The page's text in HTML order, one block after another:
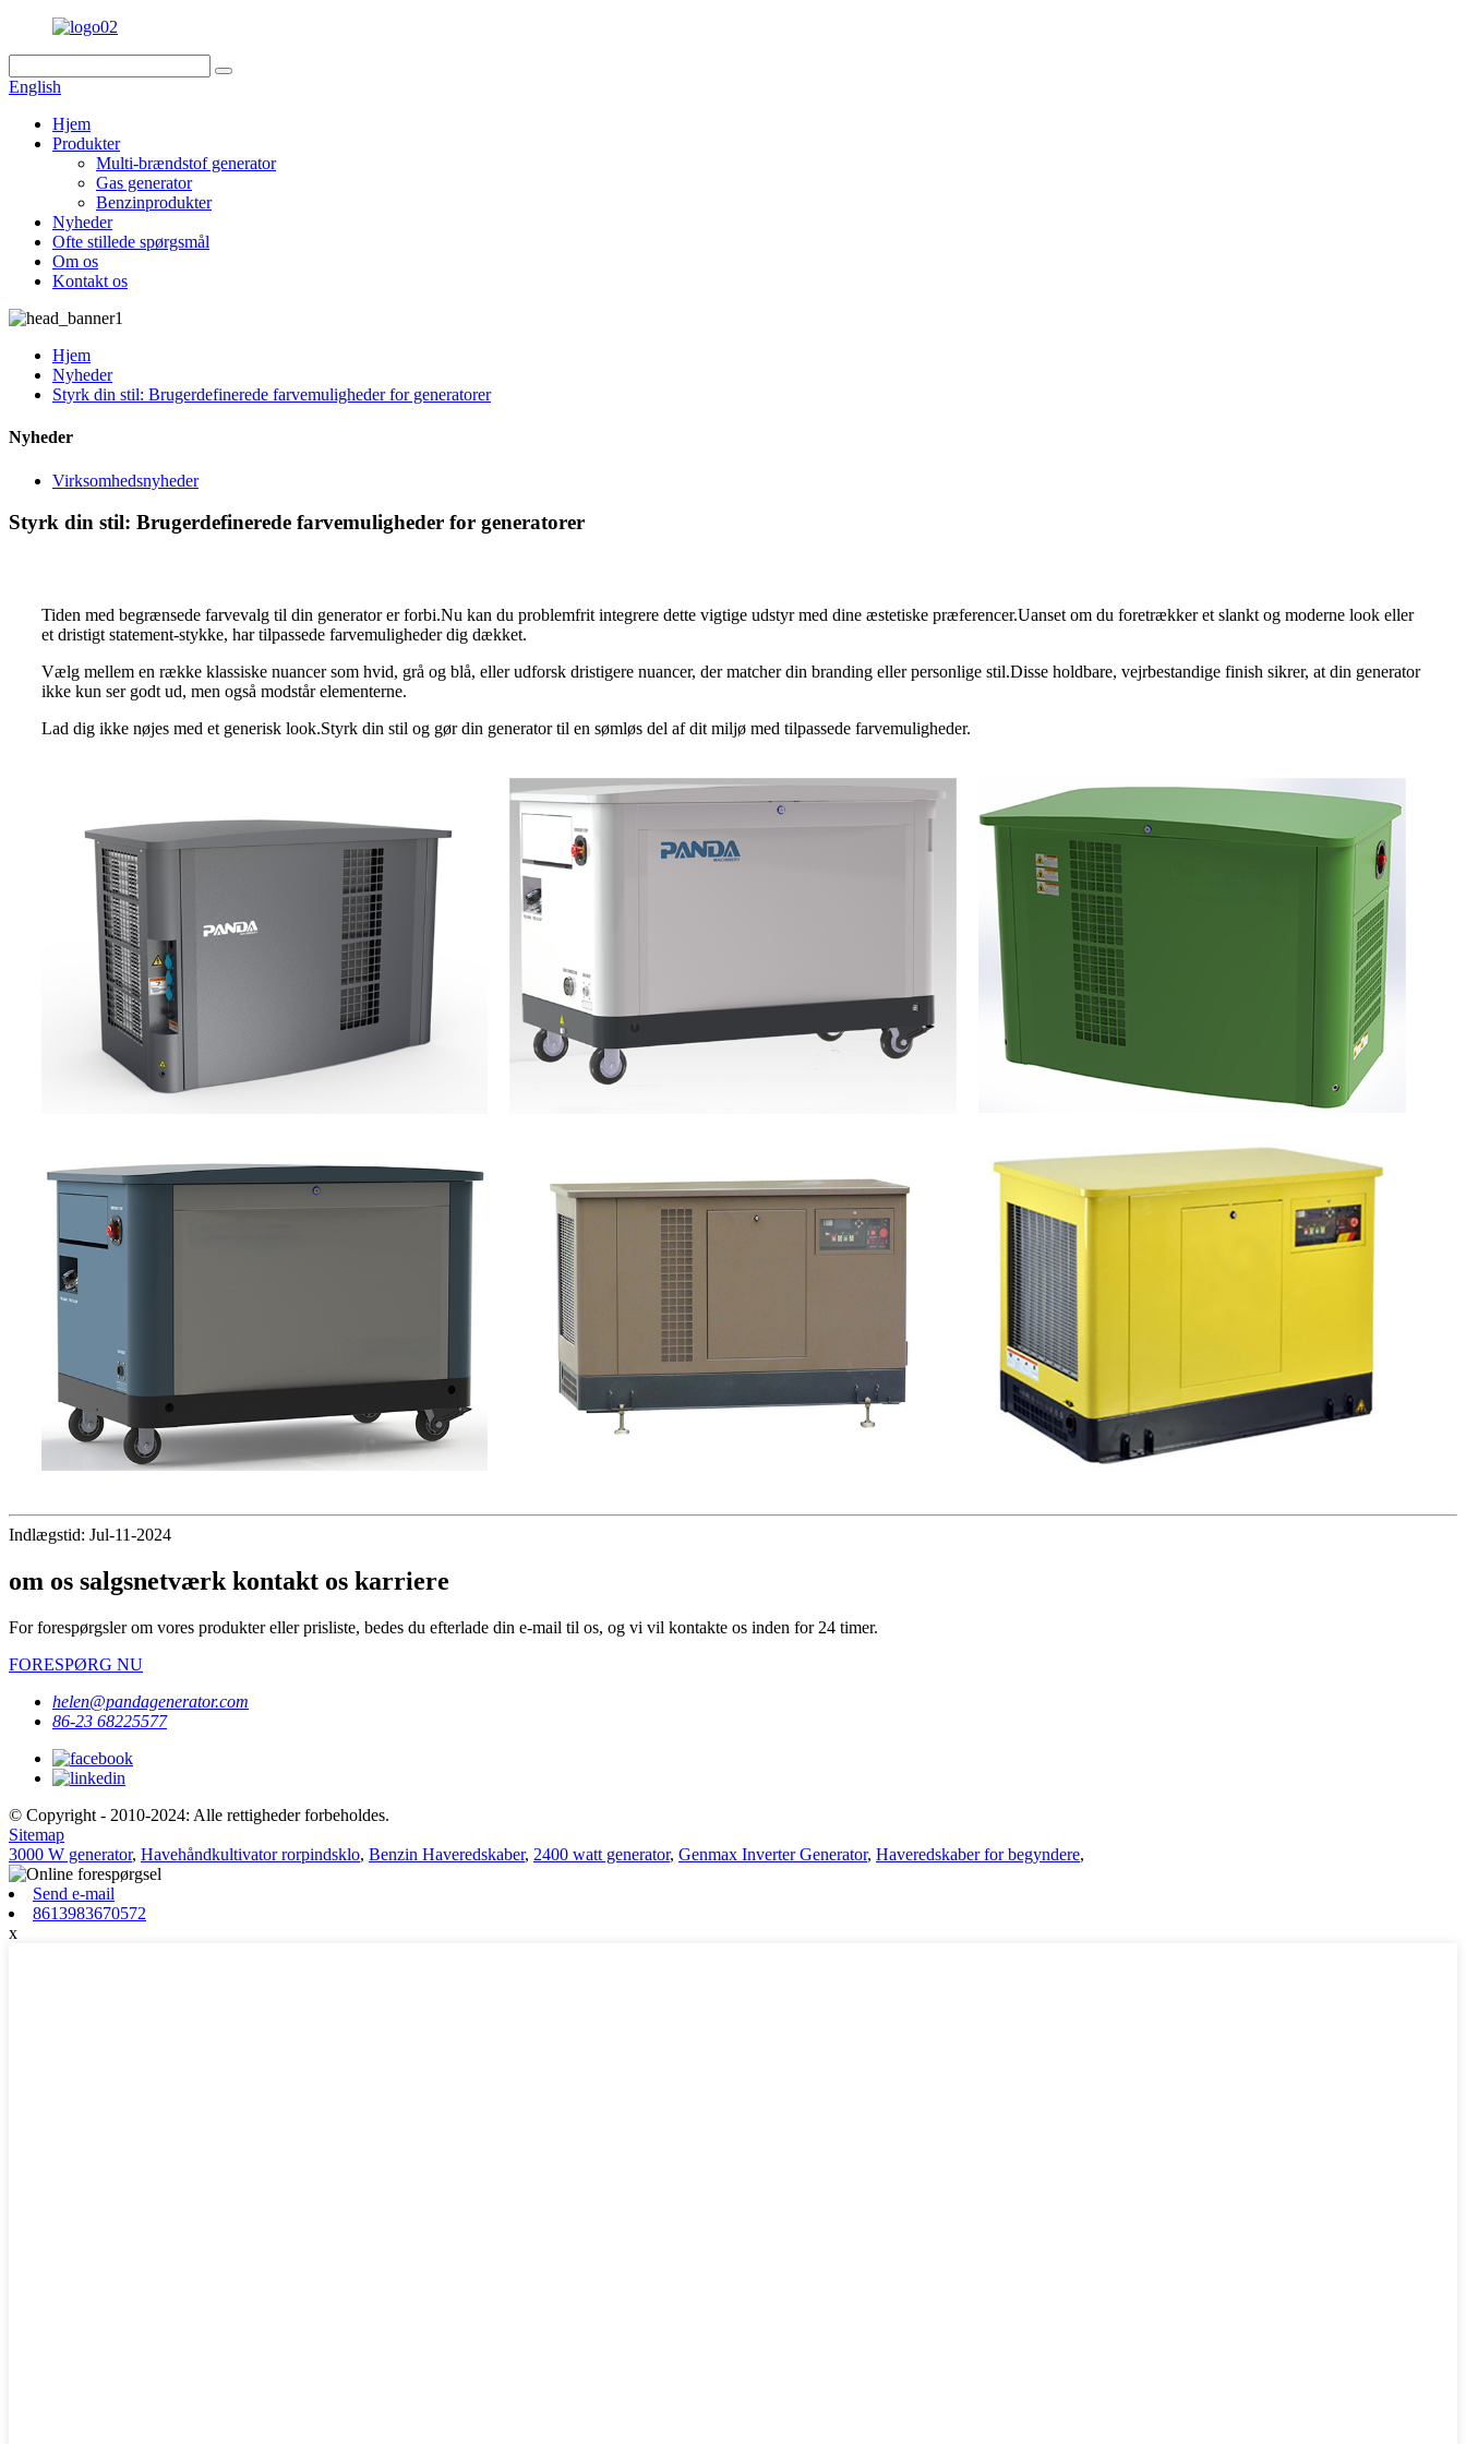
English
Hjem
Produkter
Multi-brændstof generator
Gas generator
Benzinprodukter
Nyheder
Ofte stillede spørgsmål
Om os
Kontakt os
Hjem
Nyheder
Styrk din stil: Brugerdefinerede farvemuligheder for generatorer
Nyheder
Virksomhedsnyheder
Styrk din stil: Brugerdefinerede farvemuligheder for generatorer
Tiden med begrænsede farvevalg til din generator er forbi.Nu kan du problemfrit integrere dette vigtige udstyr med dine æstetiske præferencer.Uanset om du foretrækker et slankt og moderne look eller
et dristigt statement-stykke, har tilpassede farvemuligheder dig dækket.
Vælg mellem en række klassiske nuancer som hvid, grå og blå, eller udforsk dristigere nuancer, der matcher din branding eller personlige stil.Disse holdbare, vejrbestandige finish sikrer, at din generator
ikke kun ser godt ud, men også modstår elementerne.
Lad dig ikke nøjes med et generisk look.Styrk din stil og gør din generator til en sømløs del af dit miljø med tilpassede farvemuligheder.
Indlægstid: Jul-11-2024
om os salgsnetværk kontakt os karriere
For forespørgsler om vores produkter eller prisliste, bedes du efterlade din e-mail til os, og vi vil kontakte os inden for 24 timer.
FORESPØRG NU
helen@pandagenerator.com
86-23 68225577
© Copyright - 2010-2024: Alle rettigheder forbeholdes.
Sitemap
3000 W generator, Havehåndkultivator rorpindsklo, Benzin Haveredskaber, 2400 watt generator, Genmax Inverter Generator, Haveredskaber for begyndere,
Send e-mail
8613983670572
x